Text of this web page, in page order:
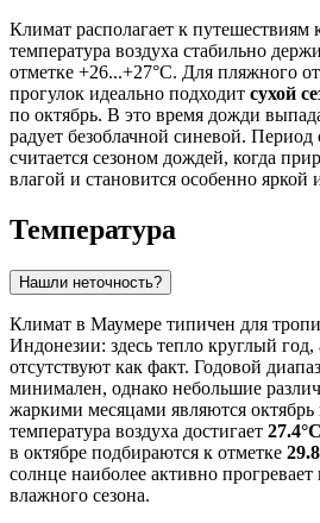
Климат располагает к путешествиям
температура воздуха стабильно
отметке +26...+27°C. Для пляжного
прогулок идеально подходит сухой
по октябрь. В это время дожди
радует безоблачной синевой. Период
считается сезоном дождей, когда
влагой и становится особенно яркой
Температура
Нашли неточность?
Климат в Маумере типичен для
Индонезии: здесь тепло круглый год,
отсутствуют как факт. Годовой
минимален, однако небольшие
жаркими месяцами являются октябрь
температура воздуха достигает 27.4°C
в октябре подбираются к отметке
солнце наиболее активно
влажного сезона.